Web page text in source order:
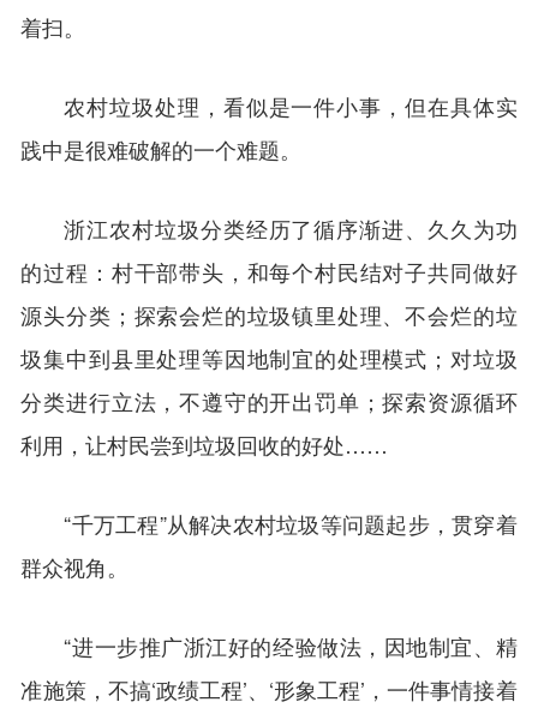
着扫。
农村垃圾处理，看似是一件小事，但在具体实
践中是很难破解的一个难题。
浙江农村垃圾分类经历了循序渐进、久久为功
的过程：村干部带头，和每个村民结对子共同做好
源头分类；探索会烂的垃圾镇里处理、不会烂的垃
圾集中到县里处理等因地制宜的处理模式；对垃圾
分类进行立法，不遵守的开出罚单；探索资源循环
利用，让村民尝到垃圾回收的好处……
“千万工程”从解决农村垃圾等问题起步，贯穿着
群众视角。
“进一步推广浙江好的经验做法，因地制宜、精
准施策，不搞‘政绩工程’、‘形象工程’，一件事情接着